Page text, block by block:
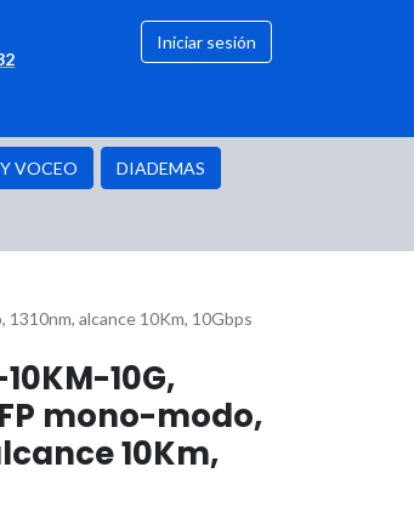
Iniciar sesión
VOCEO DIADEMAS
1310nm, alcance 10Km, 10Gbps
10G,
mono-modo,
10Km,